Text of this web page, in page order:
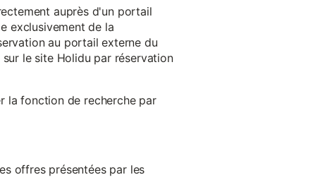
auprès d'un portail
exclusivement de la
au portail externe du
le site Holidu par réservation
la fonction de recherche par
offres présentées par les